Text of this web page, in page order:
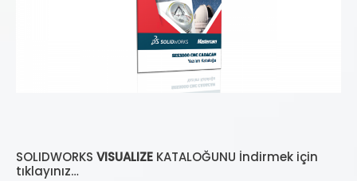
SOLIDWORKS VISUALIZE KATALOĞUNU İndirmek için
tıklayınız…